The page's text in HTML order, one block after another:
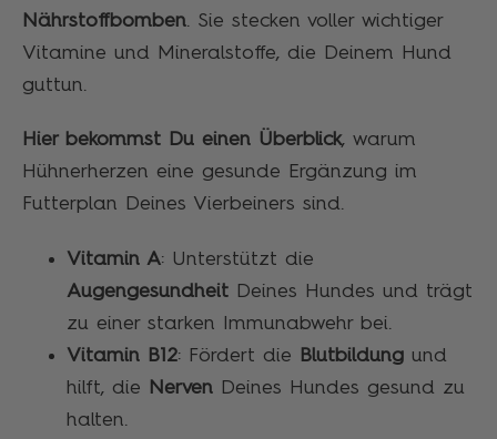
Nährstoffbomben. Sie stecken voller wichtiger
Vitamine und Mineralstoffe, die Deinem Hund
guttun.
Hier bekommst Du einen Überblick, warum
Hühnerherzen eine gesunde Ergänzung im
Futterplan Deines Vierbeiners sind.
Vitamin A: Unterstützt die
Augengesundheit Deines Hundes und trägt
zu einer starken Immunabwehr bei.
Vitamin B12: Fördert die Blutbildung und
hilft, die
Nerven Deines Hundes gesund zu
halten.